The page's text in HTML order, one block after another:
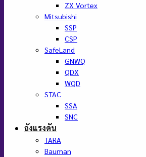
ZX Vortex
Mitsubishi
SSP
CSP
SafeLand
GNWQ
QDX
WQD
STAC
SSA
SNC
ถังแรงดัน
TARA
Bauman